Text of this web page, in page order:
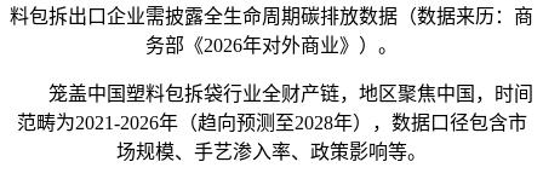
料包拆出口企业需披露全生命周期碳排放数据（数据来历：商
务部《2026年对外商业》）。
笼盖中国塑料包拆袋行业全财产链，地区聚焦中国，时间
范畴为2021-2026年（趋向预测至2028年），数据口径包含市
场规模、手艺渗入率、政策影响等。